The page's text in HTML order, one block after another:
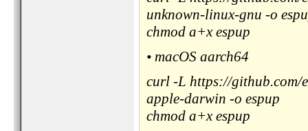
unknown-linux-gnu -o
chmod a+x espup
• macOS aarch64
curl -L https://github.com/
apple-darwin -o espup
chmod a+x espup